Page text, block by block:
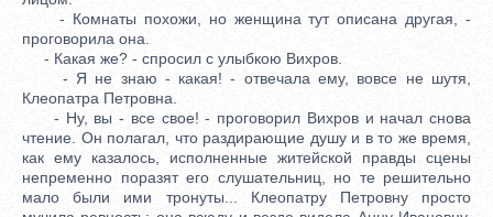
- Комнаты похожи, но женщина тут описана другая, -
проговорила она.
- Какая же? - спросил с улыбкою Вихров.
- Я не знаю - какая! - отвечала ему, вовсе не шутя,
Клеопатра Петровна.
- Ну, вы - все свое! - проговорил Вихров и начал снова
чтение. Он полагал, что раздирающие душу и в то же время,
как ему казалось, исполненные житейской правды сцены
непременно поразят его слушательниц, но те решительно
мало были ими тронуты... Клеопатру Петровну просто